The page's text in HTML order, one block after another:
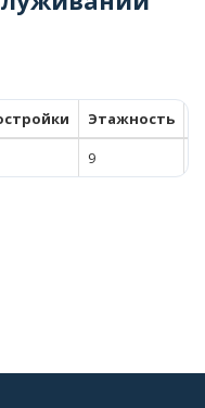
Этажность
9